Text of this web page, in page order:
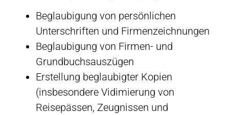
Beglaubigung von persönlichen
Unterschriften und Firmenzeichnungen
Beglaubigung von Firmen- und
Grundbuchsauszügen
Erstellung beglaubigter Kopien
(insbesondere Vidimierung von
Reisepässen, Zeugnissen und